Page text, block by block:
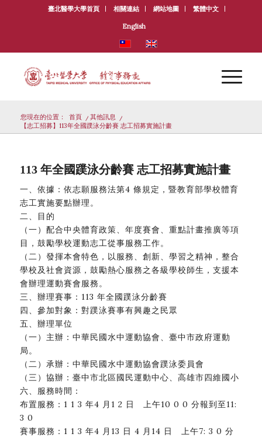
臺北醫學大學首頁 相關連結 網站地圖 繁體中文
English
您現在的位置： 首頁 / 其他訊息
/
【志工招募】113年全國蹼泳分齡賽 志工招募實施計畫
113 年全國蹼泳分齡賽 志工招募實施計畫
一、依據：依志願服務法第4 條規定，暨教育部學校體育
志工實施要點辦理。
二、目的
（一）配合中央體育政策、年度賽會、重點計畫推廣等項
目，鼓勵學校運動志工從事服務工作。
（二）發揮本會特色，以服務、創新、學習之精神，整合
學校及社會資源，鼓勵熱心服務之各級學校師生，支援本
會辦理運動賽會服務。
三、辦理賽事：113 年全國蹼泳分齡賽
四、參加對象：對蹼泳賽事有興趣之民眾
五、辦理單位
（一）主辦：中華民國水中運動協會、臺中市政府運動
局。
（二）承辦：中華民國水中運動協會蹼泳委員會
（三）協辦：臺中市北區國民運動中心、高雄市四維國小
六、服務時間：
布置服務：1 1 3 年4 月1 2 日 上午10 0 0 分報到至11:
3 0
賽事服務：1 1 3 年4 月13 日 4 月14 日 上午7: 3 0 分